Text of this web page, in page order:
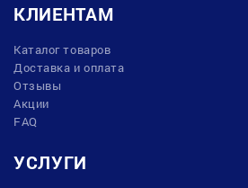
КЛИЕНТАМ
Каталог товаров
Доставка и оплата
Отзывы
Акции
FAQ
УСЛУГИ